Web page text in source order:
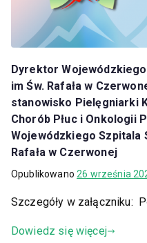
Dyrektor
im Św. Rafała w
stanowisko Pielęgniarki
Chorób Płuc i Onkologii
Wojewódzkiego Szpitala
Rafała w Czerwonej
Opublikowano26 września
Szczegóły w załączniku:
Dowiedz się więcej